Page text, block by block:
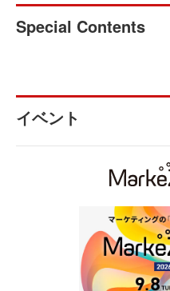
Special Contents
イベント